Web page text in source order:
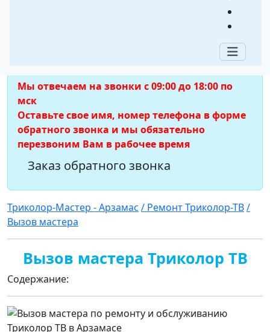
Триколор ТВ в
Мы отвечаем на звонки с 09:00 до 18:00 по
мск
Оставьте свое имя, номер телефона в форме
обратного звонка и мы обязательно
перезвоним Вам в рабочее время
Заказ обратного звонка
Триколор-Мастер - Арзамас / Ремонт Триколор-ТВ/
Вызов мастера
Вызов мастера Триколор ТВ
Содержание: